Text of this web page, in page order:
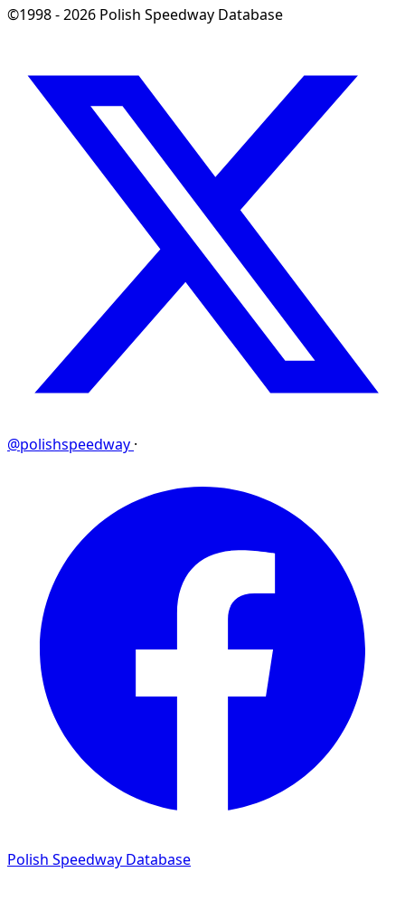
©1998 - 2026 Polish Speedway Database
@polishspeedway ·
Polish Speedway Database